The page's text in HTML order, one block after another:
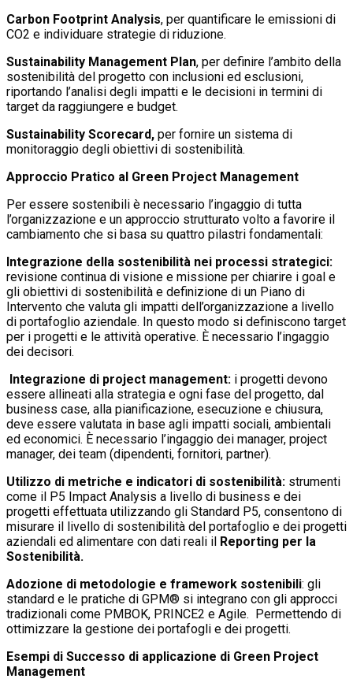
Carbon Footprint Analysis, per quantificare le emissioni di
CO2 e individuare strategie di riduzione.
Sustainability Management Plan, per definire l’ambito della
sostenibilità del progetto con inclusioni ed esclusioni,
riportando l’analisi degli impatti e le decisioni in termini di
target da raggiungere e budget.
Sustainability Scorecard, per fornire un sistema di
monitoraggio degli obiettivi di sostenibilità.
Approccio Pratico al Green Project Management
Per essere sostenibili è necessario l’ingaggio di tutta
l’organizzazione e un approccio strutturato volto a favorire il
cambiamento che si basa su quattro pilastri fondamentali:
Integrazione della sostenibilità nei processi strategici:
revisione continua di visione e missione per chiarire i goal e
gli obiettivi di sostenibilità e definizione di un Piano di
Intervento che valuta gli impatti dell’organizzazione a livello
di portafoglio aziendale. In questo modo si definiscono target
per i progetti e le attività operative. È necessario l’ingaggio
dei decisori.
Integrazione di project management: i progetti devono
essere allineati alla strategia e ogni fase del progetto, dal
business case, alla pianificazione, esecuzione e chiusura,
deve essere valutata in base agli impatti sociali, ambientali
ed economici. È necessario l’ingaggio dei manager, project
manager, dei team (dipendenti, fornitori, partner).
Utilizzo di metriche e indicatori di sostenibilità: strumenti
come il P5 Impact Analysis a livello di business e dei
progetti effettuata utilizzando gli Standard P5, consentono di
misurare il livello di sostenibilità del portafoglio e dei progetti
aziendali ed alimentare con dati reali il Reporting per la
Sostenibilità.
Adozione di metodologie e framework sostenibili: gli
standard e le pratiche di GPM® si integrano con gli approcci
tradizionali come PMBOK, PRINCE2 e Agile. Permettendo di
ottimizzare la gestione dei portafogli e dei progetti.
Esempi di Successo di applicazione di Green Project
Management